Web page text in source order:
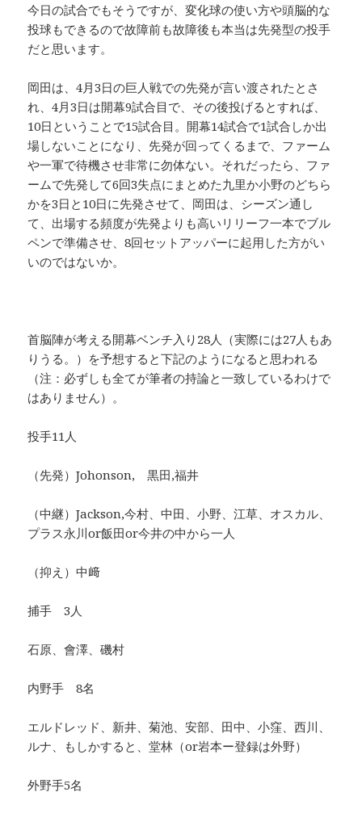
今日の試合でもそうですが、変化球の使い方や頭脳的な
投球もできるので故障前も故障後も本当は先発型の投手
だと思います。
岡田は、4月3日の巨人戦での先発が言い渡されたとさ
れ、4月3日は開幕9試合目で、その後投げるとすれば、
10日ということで15試合目。開幕14試合で1試合しか出
場しないことになり、先発が回ってくるまで、ファーム
や一軍で待機させ非常に勿体ない。それだったら、ファ
ームで先発して6回3失点にまとめた九里か小野のどちら
かを3日と10日に先発させて、岡田は、シーズン通し
て、出場する頻度が先発よりも高いリリーフ一本でブル
ペンで準備させ、8回セットアッパーに起用した方がい
いのではないか。
首脳陣が考える開幕ベンチ入り28人（実際には27人もあ
りうる。）を予想すると下記のようになると思われる
（注：必ずしも全てが筆者の持論と一致しているわけで
はありません）。
投手11人
（先発）Johonson, 黒田,福井
（中継）Jackson,今村、中田、小野、江草、オスカル、
プラス永川or飯田or今井の中から一人
（抑え）中﨑
捕手 3人
石原、會澤、磯村
内野手 8名
エルドレッド、新井、菊池、安部、田中、小窪、西川、
ルナ、もしかすると、堂林（or岩本ー登録は外野）
外野手5名